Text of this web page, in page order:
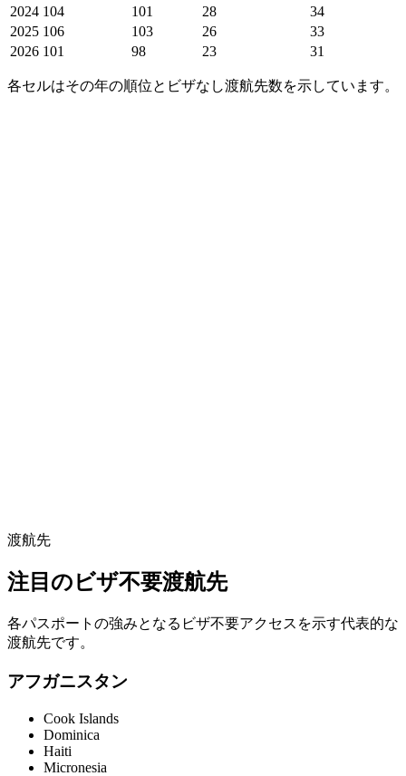
2024 104 101 28
34
2025 106 103 26
33
2026 101 98 23 31
各セルはその年の順位とビザなし渡航先数を示しています。
渡航先
注目のビザ不要渡航先
各パスポートの強みとなるビザ不要アクセスを示す代表的な
渡航先です。
アフガニスタン
Cook Islands
Dominica
Haiti
Micronesia